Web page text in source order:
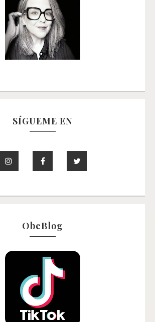
SÍGUEME EN
ObeBlog